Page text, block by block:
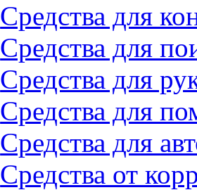
Средства для
Средства для
Средства для
Средства для
Средства для
Средства от